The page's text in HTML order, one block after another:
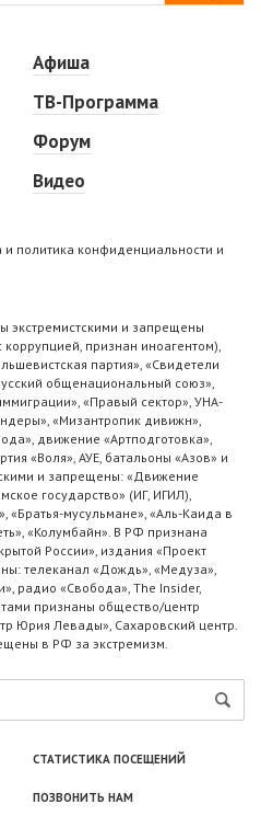
Афиша
ТВ-Программа
Форум
Видео
и политика конфиденциальности и
экстремистскими и запрещены
признан иноагентом),
партия», «Свидетели
общенациональный союз»,
«Правый сектор», УНА-
«Мизантропик дивижн»,
движение «Артподготовка»,
«Воля», АУЕ, батальоны «Азов» и
и запрещены: «Движение
государство» (ИГ, ИГИЛ),
мусульмане», «Аль-Каида в
«Колумбайн». В РФ признана
России», издания «Проект
телеканал «Дождь», «Медуза»,
радио «Свобода», The Insider,
признаны общество/центр
Юрия Левады», Сахаровский центр.
в РФ за экстремизм.
СТАТИСТИКА ПОСЕЩЕНИЙ
ПОЗВОНИТЬ НАМ